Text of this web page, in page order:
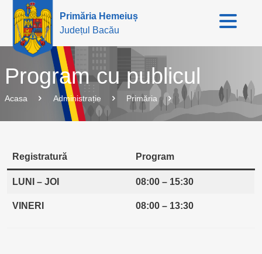
Primăria Hemeiuș
Județul Bacău
Program cu publicul
Acasa Administrație Primăria
Registratură Program
LUNI – JOI 08:00 – 15:30
VINERI 08:00 – 13:30